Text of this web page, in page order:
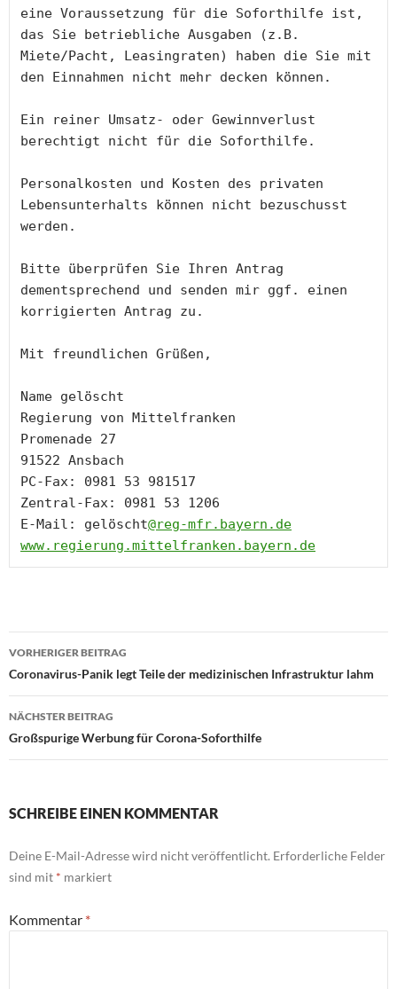
eine Voraussetzung für die Soforthilfe ist,
das Sie betriebliche Ausgaben (z.B.
Miete/Pacht, Leasingraten) haben die Sie mit
den Einnahmen nicht mehr decken können.
Ein reiner Umsatz- oder Gewinnverlust
berechtigt nicht für die Soforthilfe.
Personalkosten und Kosten des privaten
Lebensunterhalts können nicht bezuschusst
werden.
Bitte überprüfen Sie Ihren Antrag
dementsprechend und senden mir ggf. einen
korrigierten Antrag zu.
Mit freundlichen Grüßen,
Name gelöscht
Regierung von Mittelfranken
Promenade 27
91522 Ansbach
PC-Fax: 0981 53 981517
Zentral-Fax: 0981 53 1206
E-Mail: gelöscht@reg-mfr.bayern.de
www.regierung.mittelfranken.bayern.de
Beitragsnavigation
VORHERIGER BEITRAG
Coronavirus-Panik legt Teile der medizinischen Infrastruktur lahm
NÄCHSTER BEITRAG
Großspurige Werbung für Corona-Soforthilfe
SCHREIBE EINEN KOMMENTAR
Deine E-Mail-Adresse wird nicht veröffentlicht. Erforderliche Felder
sind mit * markiert
Kommentar *